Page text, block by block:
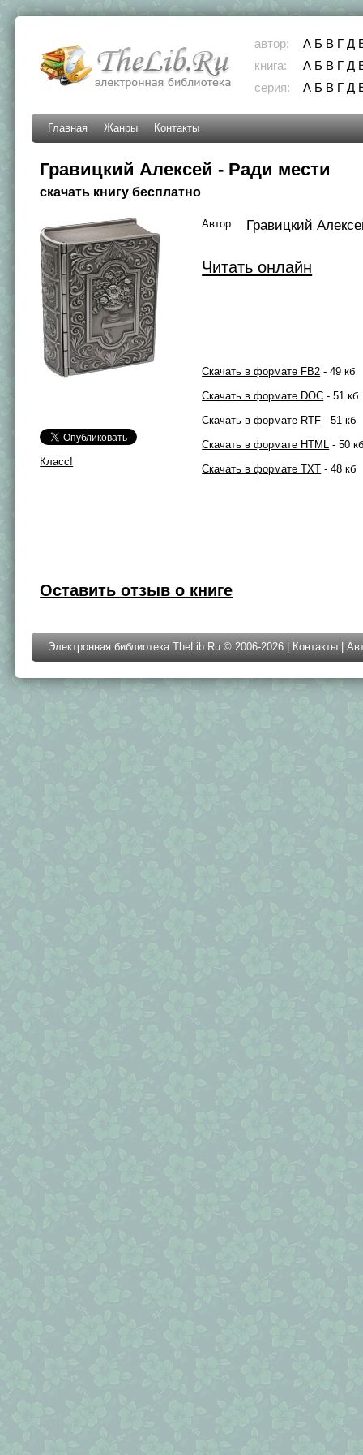
автор: А Б В Г Д
книга:
А Б В Г Д
серия:
А Б В Г Д
Главная Жанры Контакты
Гравицкий Алексей - Ради мести
скачать книгу бесплатно
Класс!
Автор: Гравицкий
Читать онлайн
Скачать в формате FB2 - 49 кб
Скачать в формате DOC - 51 кб
Скачать в формате RTF - 51 кб
Скачать в формате HTML - 50
Скачать в формате TXT - 48 кб
Оставить отзыв о книге
Электронная библиотека TheLib.Ru © 2006-2026 | Контакты |